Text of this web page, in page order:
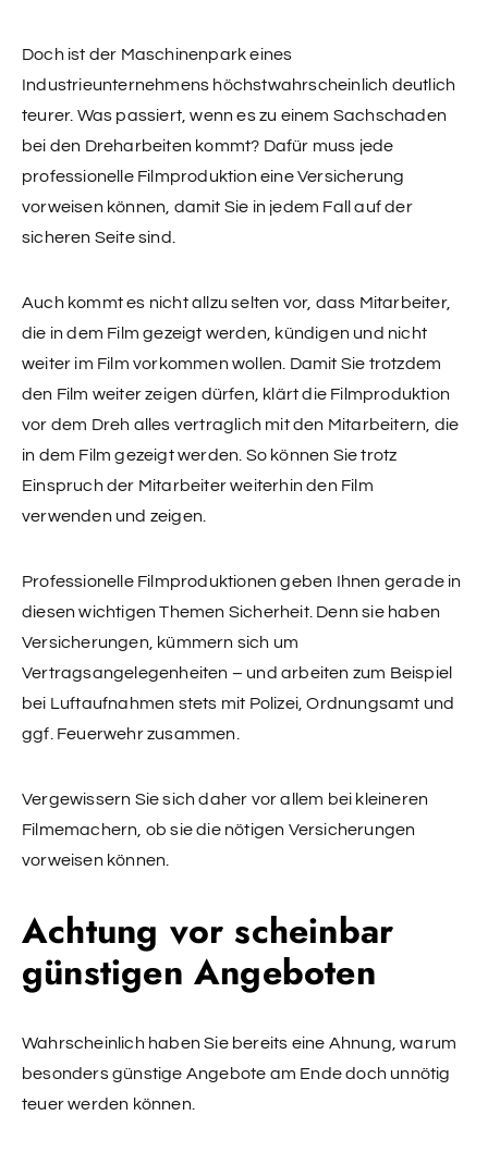
Doch ist der Maschinenpark eines
Industrieunternehmens höchstwahrscheinlich deutlich
teurer. Was passiert, wenn es zu einem Sachschaden
bei den Dreharbeiten kommt? Dafür muss jede
professionelle Filmproduktion eine Versicherung
vorweisen können, damit Sie in jedem Fall auf der
sicheren Seite sind.
Auch kommt es nicht allzu selten vor, dass Mitarbeiter,
die in dem Film gezeigt werden, kündigen und nicht
weiter im Film vorkommen wollen. Damit Sie trotzdem
den Film weiter zeigen dürfen, klärt die Filmproduktion
vor dem Dreh alles vertraglich mit den Mitarbeitern, die
in dem Film gezeigt werden. So können Sie trotz
Einspruch der Mitarbeiter weiterhin den Film
verwenden und zeigen.
Professionelle Filmproduktionen geben Ihnen gerade in
diesen wichtigen Themen Sicherheit. Denn sie haben
Versicherungen, kümmern sich um
Vertragsangelegenheiten – und arbeiten zum Beispiel
bei Luftaufnahmen stets mit Polizei, Ordnungsamt und
ggf. Feuerwehr zusammen.
Vergewissern Sie sich daher vor allem bei kleineren
Filmemachern, ob sie die nötigen Versicherungen
vorweisen können.
Achtung vor scheinbar
günstigen Angeboten
Wahrscheinlich haben Sie bereits eine Ahnung, warum
besonders günstige Angebote am Ende doch unnötig
teuer werden können.